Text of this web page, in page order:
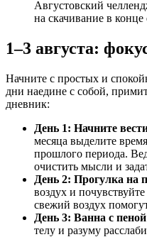
Августовский
на скачивание в конце
1–3 августа:
Начните с простых и
дни наедине с собой,
дневник:
День 1: Начните
месяца выделите
прошлого периода.
очистить мысли и
День 2: Прогулка на
воздух и
свежий воздух
День 3: Ванна с пеной
телу и разуму